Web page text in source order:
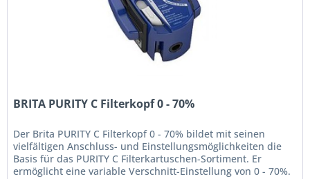
BRITA PURITY C Filterkopf 0 - 70%
Der Brita PURITY C Filterkopf 0 - 70% bildet mit seinen
vielfältigen Anschluss- und Einstellungsmöglichkeiten die
Basis für das PURITY C Filterkartuschen-Sortiment. Er
ermöglicht eine variable Verschnitt-Einstellung von 0 - 70%.